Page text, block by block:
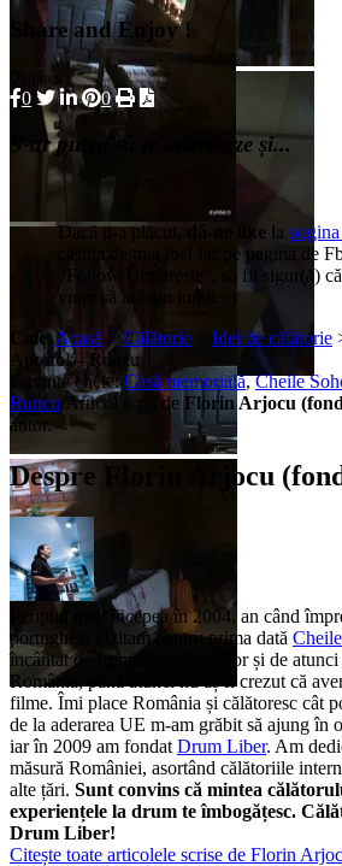
Share and Enjoy !
Shares
0 0
S-ar putea să te intereseze și...
Dacă ți-a plăcut, dă-ne like la
căsuța de mai jos! Iar pe pagina de
"Follow/Urmărește", să fii sigur(ă)
vrem să arătăm lumii. :)
Cale:Acasă > Călătorie Idei de călătorie
Apostol – Runcu
Cuvinte cheie:Casă memorială,Cheile
Runcu Articol scris de Florin Arjocu
autor.
Despre Florin Arjocu
Periplul meu începea în 2004, an când
portughezi vizitam pentru prima dată
încântat de frumusețea locurilor și de
România, până atunci nu aș fi crezut că
filme. Îmi place România și călătoresc cât
de la aderarea UE m-am grăbit să ajung în
iar în 2009 am fondat Drum Liber. Am
măsură României, asortând călătoriile
alte țări. Sunt convins că mintea
experiențele la drum te îmbogățesc.
Drum Liber!
Citește toate articolele scrise de Florin